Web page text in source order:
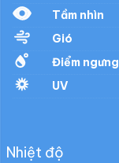
Tầm nhìn
Gió
Điểm ngưng
UV
Nhiệt độ